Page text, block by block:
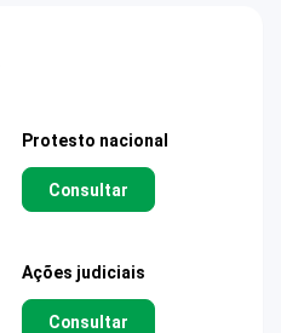
Protesto nacional
Consultar
Ações judiciais
Consultar